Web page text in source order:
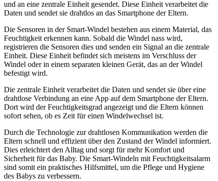
und an eine zentrale Einheit gesendet. Diese Einheit verarbeitet die
Daten und sendet sie drahtlos an das Smartphone der Eltern.
Die Sensoren in der Smart-Windel bestehen aus einem Material, das
Feuchtigkeit erkennen kann. Sobald die Windel nass wird,
registrieren die Sensoren dies und senden ein Signal an die zentrale
Einheit. Diese Einheit befindet sich meistens im Verschluss der
Windel oder in einem separaten kleinen Gerät, das an der Windel
befestigt wird.
Die zentrale Einheit verarbeitet die Daten und sendet sie über eine
drahtlose Verbindung an eine App auf dem Smartphone der Eltern.
Dort wird der Feuchtigkeitsgrad angezeigt und die Eltern können
sofort sehen, ob es Zeit für einen Windelwechsel ist.
Durch die Technologie zur drahtlosen Kommunikation werden die
Eltern schnell und effizient über den Zustand der Windel informiert.
Dies erleichtert den Alltag und sorgt für mehr Komfort und
Sicherheit für das Baby. Die Smart-Windeln mit Feuchtigkeitsalarm
sind somit ein praktisches Hilfsmittel, um die Pflege und Hygiene
des Babys zu verbessern.